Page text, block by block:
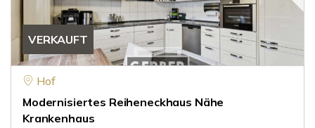
VERKAUFT
Hof
Modernisiertes Reiheneckhaus Nähe
Krankenhaus